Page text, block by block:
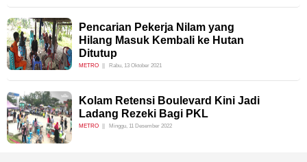
Pencarian Pekerja Nilam yang
Hilang Masuk Kembali ke Hutan
Ditutup
METRO Rabu, 13 Oktober 2021
Kolam Retensi Boulevard Kini Jadi
Ladang Rezeki Bagi PKL
METRO Minggu, 11 Desember 2022